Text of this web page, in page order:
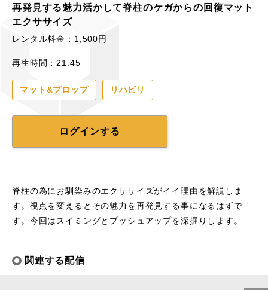
再発見する魅力活かして脊柱のケガからの回復マット
エクササイズ
レンタル料金：1,500円
再生時間：21:45
マット&プロップ リハビリ
ログインする
脊柱の為にお馴染みのエクササイズがイイ理由を解説しま
す。視点を変えるとその魅力を再発見する事になるはずで
す。今回はスイミングとプッシュアップを深掘りします。
関連する配信